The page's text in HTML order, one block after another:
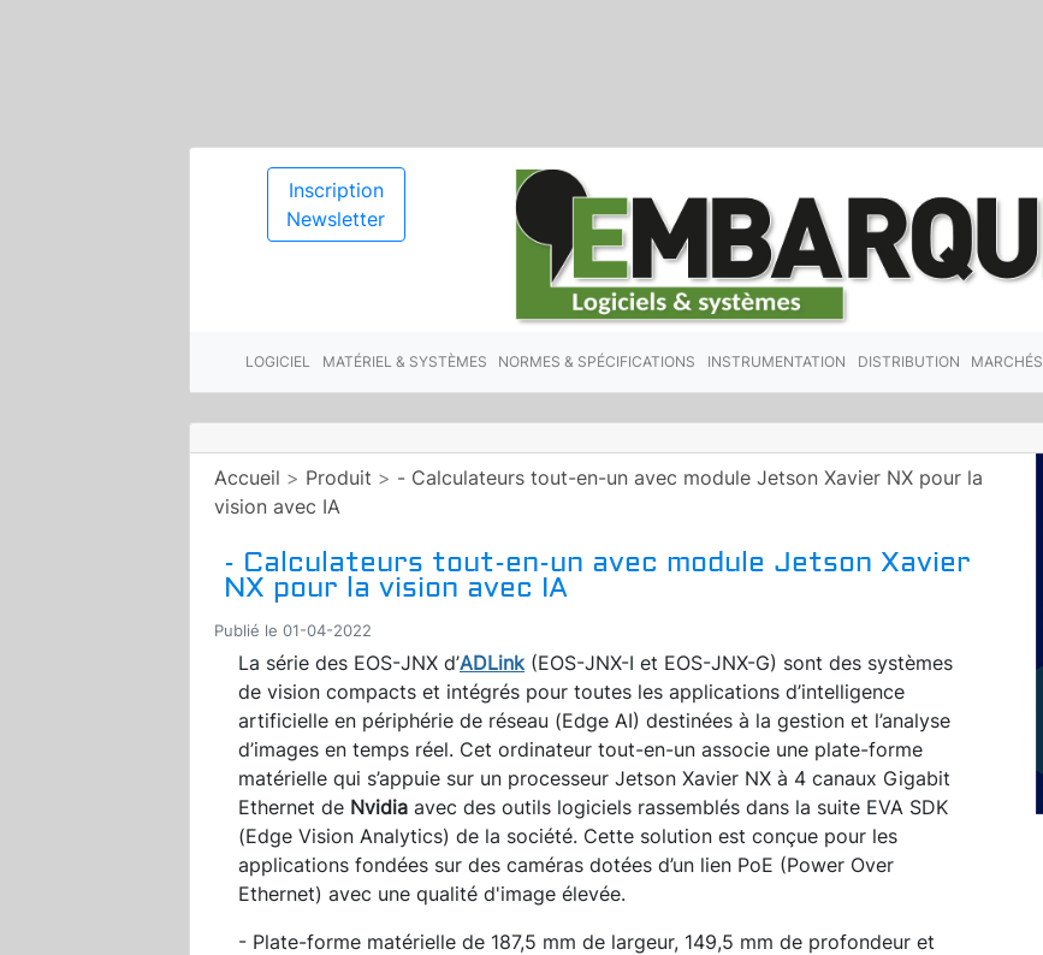
Inscription
Newsletter
LOGICIEL MATÉRIEL & SYSTÈMES NORMES & SPÉCIFICATIONS INSTRUMENTATION DISTRIBUTION MARCHÉS
Accueil > Produit > - Calculateurs tout-en-un avec module Jetson Xavier NX pour la
vision avec IA
- Calculateurs tout-en-un avec module Jetson Xavier
NX pour la vision avec IA
Publié le 01-04-2022
La série des EOS-JNX d’ADLink (EOS-JNX-I et EOS-JNX-G) sont des systèmes
de vision compacts et intégrés pour toutes les applications d’intelligence
artificielle en périphérie de réseau (Edge AI) destinées à la gestion et l’analyse
d’images en temps réel. Cet ordinateur tout-en-un associe une plate-forme
matérielle qui s’appuie sur un processeur Jetson Xavier NX à 4 canaux Gigabit
Ethernet de Nvidia avec des outils logiciels rassemblés dans la suite EVA SDK
(Edge Vision Analytics) de la société. Cette solution est conçue pour les
applications fondées sur des caméras dotées d’un lien PoE (Power Over
Ethernet) avec une qualité d'image élevée.
- Plate-forme matérielle de 187,5 mm de largeur, 149,5 mm de profondeur et